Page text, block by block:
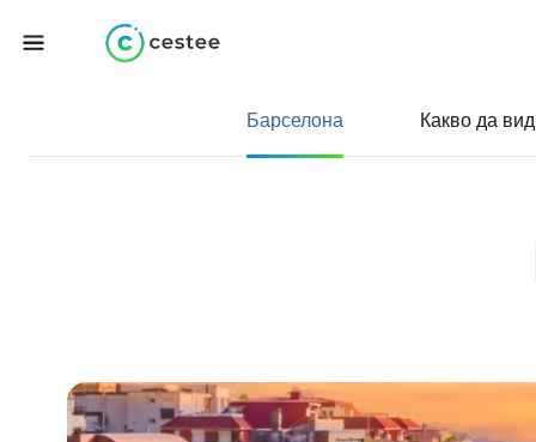
Барселона Какво да